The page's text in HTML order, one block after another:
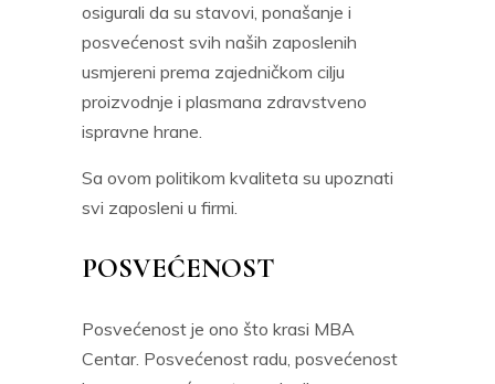
osigurali da su stavovi, ponašanje i
posvećenost svih naših zaposlenih
usmjereni prema zajedničkom cilju
proizvodnje i plasmana zdravstveno
ispravne hrane.
Sa ovom politikom kvaliteta su upoznati
svi zaposleni u firmi.
POSVEĆENOST
Posvećenost je ono što krasi MBA
Centar. Posvećenost radu, posvećenost